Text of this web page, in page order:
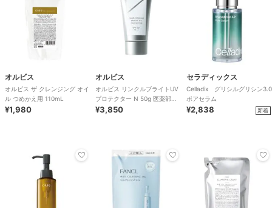
オルビス
オルビス ザ クレンジング オイ
ル つめかえ用 110mL
¥1,980
オルビス
オルビス リンクルブライトUV
プロテクター N 50g 医薬部外
品（顔用日焼け止め）
¥3,850
セラディックス
Celladix グリシルグリシン3.0
ポアセラム
¥2,838 新着